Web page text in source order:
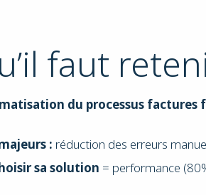
faut
du processus factures
: réduction des erreurs
sa solution = performance